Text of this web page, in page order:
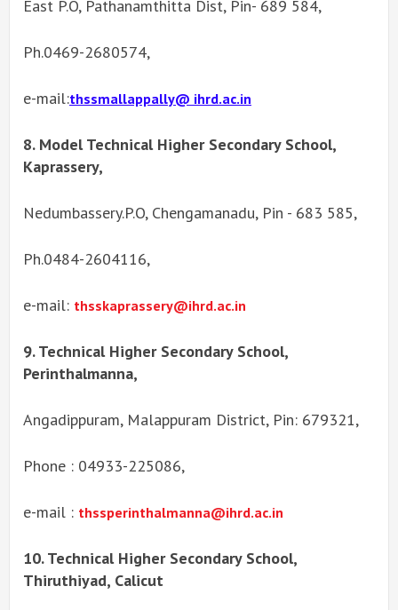
East P.O, Pathanamthitta Dist, Pin- 689 584,
Ph.0469-2680574,
e-mail:thssmallappally@ ihrd.ac.in
8. Model Technical Higher Secondary School,
Kaprassery,
Nedumbassery.P.O, Chengamanadu, Pin - 683 585,
Ph.0484-2604116,
e-mail: thsskaprassery@ihrd.ac.in
9. Technical Higher Secondary School,
Perinthalmanna,
Angadippuram, Malappuram District, Pin: 679321,
Phone : 04933-225086,
e-mail : thssperinthalmanna@ihrd.ac.in
10. Technical Higher Secondary School,
Thiruthiyad, Calicut